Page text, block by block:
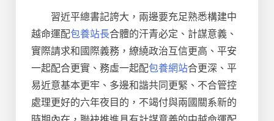
習近平總書記誇大，兩邊要充足熟悉構建中
越命運配包養站長合體的汗青必定、計謀意義、
實際請求和國際義務，繚繞政治互信更高、平安
一起配合更實、務虛一起配包養網站合更深、平
易近意基本更牢、多邊和諧共同更緊、不合管控
處理更好的六年夜目的，不竭付與兩國關系新的